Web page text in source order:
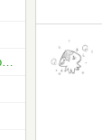
（7年目突入）★私のお薦め本 ベスト11 or ベスト5